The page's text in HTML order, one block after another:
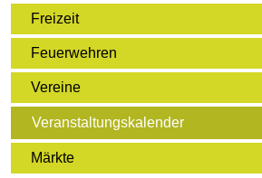
Freizeit
Feuerwehren
Vereine
Veranstaltungskalender
Märkte